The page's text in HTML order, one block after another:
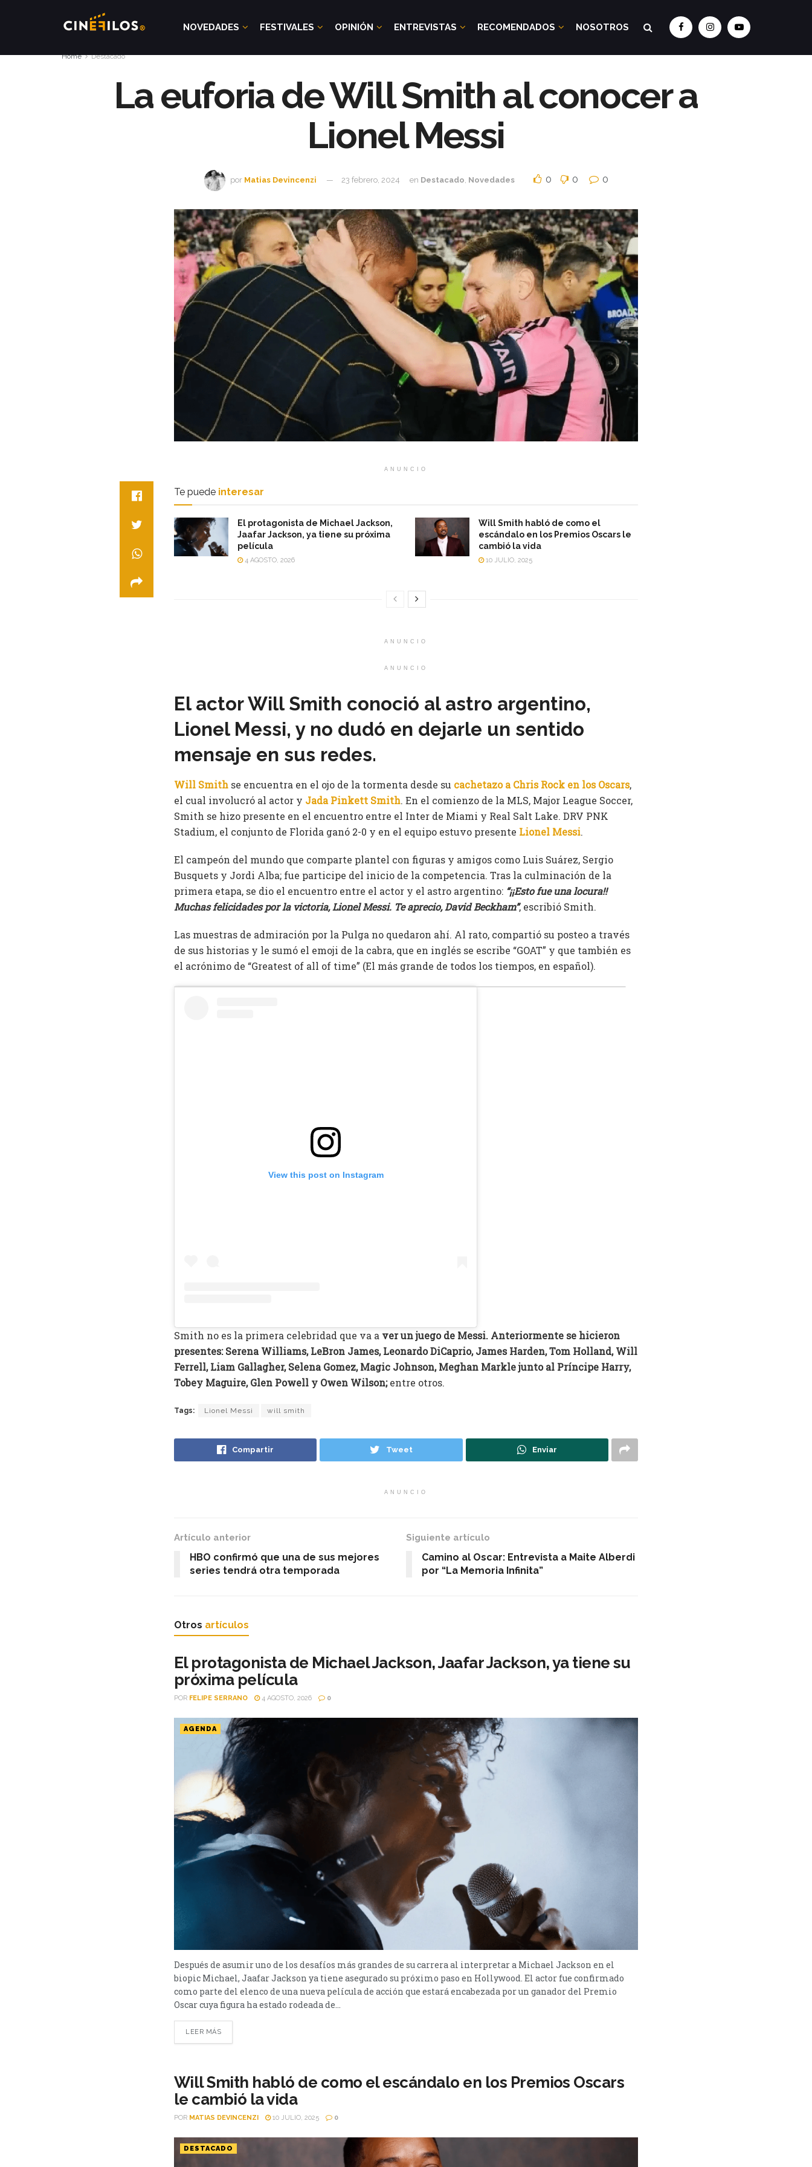
NOVEDADES FESTIVALES OPINIÓN ENTREVISTAS RECOMENDADOS NOSOTROS
Home Destacado
La euforia de Will Smith al conocer a
Lionel Messi
por Matias Devincenzi 23 febrero, 2024 en Destacado Novedades 0 0 0
ANUNCIO
Te puede interesar
El protagonista de Michael Jackson,
Jaafar Jackson, ya tiene su próxima
película
4 AGOSTO, 2026
Will Smith habló de como el
escándalo en los Premios Oscars le
cambió la vida
10 JULIO, 2025
ANUNCIO
ANUNCIO
El actor Will Smith conoció al astro argentino,
Lionel Messi, y no dudó en dejarle un sentido
mensaje en sus redes.
Will Smith se encuentra en el ojo de la tormenta desde su cachetazo a Chris Rock en los Oscars,
el cual involucró al actor y Jada Pinkett Smith. En el comienzo de la MLS, Major League Soccer,
Smith se hizo presente en el encuentro entre el Inter de Miami y Real Salt Lake. DRV PNK
Stadium, el conjunto de Florida ganó 2-0 y en el equipo estuvo presente Lionel Messi.
El campeón del mundo que comparte plantel con figuras y amigos como Luis Suárez, Sergio
Busquets y Jordi Alba; fue participe del inicio de la competencia. Tras la culminación de la
primera etapa, se dio el encuentro entre el actor y el astro argentino: “¡¡Esto fue una locura!!
Muchas felicidades por la victoria, Lionel Messi. Te aprecio, David Beckham”, escribió Smith.
Las muestras de admiración por la Pulga no quedaron ahí. Al rato, compartió su posteo a través
de sus historias y le sumó el emoji de la cabra, que en inglés se escribe “GOAT” y que también es
el acrónimo de “Greatest of all of time” (El más grande de todos los tiempos, en español).
View this post on Instagram
Smith no es la primera celebridad que va a ver un juego de Messi. Anteriormente se hicieron
presentes: Serena Williams, LeBron James, Leonardo DiCaprio, James Harden, Tom Holland, Will
Ferrell, Liam Gallagher, Selena Gomez, Magic Johnson, Meghan Markle junto al Príncipe Harry,
Tobey Maguire, Glen Powell y Owen Wilson;entre otros.
Tags: Lionel Messi will smith
Compartir Tweet Enviar
ANUNCIO
Artículo anterior
HBO confirmó que una de sus mejores
series tendrá otra temporada
Siguiente artículo
Camino al Oscar: Entrevista a Maite Alberdi
por “La Memoria Infinita”
Otros artículos
El protagonista de Michael Jackson, Jaafar Jackson, ya tiene su
próxima película
POR FELIPE SERRANO 4 AGOSTO, 2026 0
AGENDA
Después de asumir uno de los desafíos más grandes de su carrera al interpretar a Michael Jackson en el
biopic Michael, Jaafar Jackson ya tiene asegurado su próximo paso en Hollywood. El actor fue confirmado
como parte del elenco de una nueva película de acción que estará encabezada por un ganador del Premio
Oscar cuya figura ha estado rodeada de...
LEER MÁS
Will Smith habló de como el escándalo en los Premios Oscars
le cambió la vida
POR MATIAS DEVINCENZI 10 JULIO, 2025 0
DESTACADO